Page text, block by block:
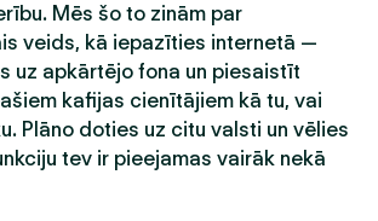
Mēs šo to zinām par
veids, kā iepazīties internetā —
uz apkārtējo fona un piesaistīt
kafijas cienītājiem kā tu, vai
Plāno doties uz citu valsti un vēlies
tev ir pieejamas vairāk nekā